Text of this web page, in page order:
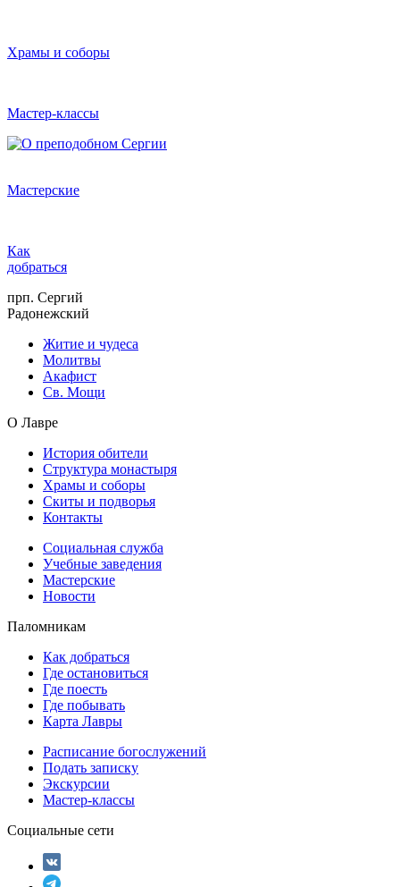
Храмы и соборы
Мастер-классы
Мастерские
Как
добраться
прп. Сергий
Радонежский
Житие и чудеса
Молитвы
Акафист
Св. Мощи
О Лавре
История обители
Структура монастыря
Храмы и соборы
Скиты и подворья
Контакты
Социальная служба
Учебные заведения
Мастерские
Новости
Паломникам
Как добраться
Где остановиться
Где поесть
Где побывать
Карта Лавры
Расписание богослужений
Подать записку
Экскурсии
Мастер-классы
Социальные сети